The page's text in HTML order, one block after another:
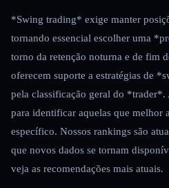
*Swing trading* exige manter
tornando essencial escolher uma
torno da retenção noturna e de fim
oferecem suporte a estratégias de
pela classificação geral do *trader*.
para identificar aquelas que melhor
específico. Nossos rankings são
que novos dados se tornam
veja as recomendações mais atuais.